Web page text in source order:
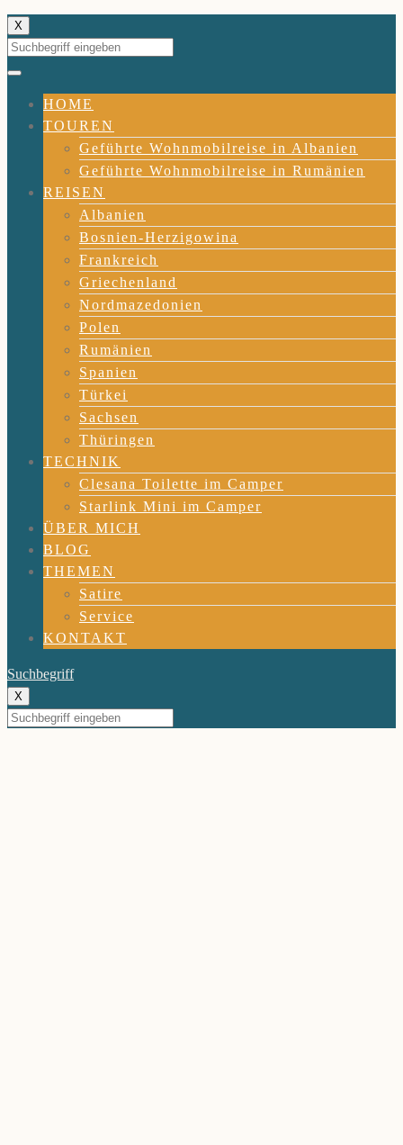
X
HOME
TOUREN
Geführte Wohnmobilreise in Albanien
Geführte Wohnmobilreise in Rumänien
REISEN
Albanien
Bosnien-Herzigowina
Frankreich
Griechenland
Nordmazedonien
Polen
Rumänien
Spanien
Türkei
Sachsen
Thüringen
TECHNIK
Clesana Toilette im Camper
Starlink Mini im Camper
ÜBER MICH
BLOG
THEMEN
Satire
Service
KONTAKT
Suchbegriff
X